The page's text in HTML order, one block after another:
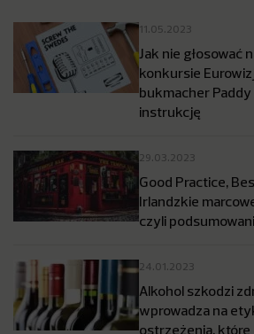
11.05.2023
Jak nie głosować
konkursie
bukmacher
instrukcję
29.03.2023
Good Practice,
Irlandzkie
czyli
24.01.2023
Alkohol szkodzi
wprowadza na
ostrzeżenia, które